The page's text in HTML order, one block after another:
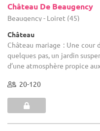
Château De Beaugency
Beaugency - Loiret (45)
Château
Château mariage : Une cour
quelques pas, un jardin
d’une atmosphère propice
20-120